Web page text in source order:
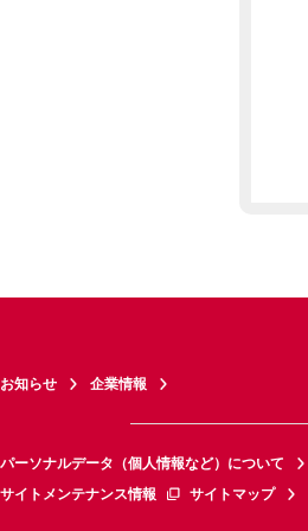
お知らせ 企業情報
パーソナルデータ（個人情報など）について
サイトメンテナンス情報
サイトマップ